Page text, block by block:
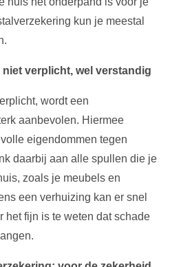
kun je meestal
niet verplicht, wel verstandig
wordt een
aanbevolen. Hiermee
eigendommen tegen
daarbij aan alle spullen die je
zoals je meubels en
een verhuizing kan er snel
het fijn is te weten dat schade